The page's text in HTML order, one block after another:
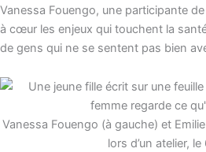
Vanessa Fouengo, une participante
à cœur les enjeux qui touchent la
de gens qui ne se sentent pas bien
Vanessa Fouengo (à gauche) et
lors d’un atelier,